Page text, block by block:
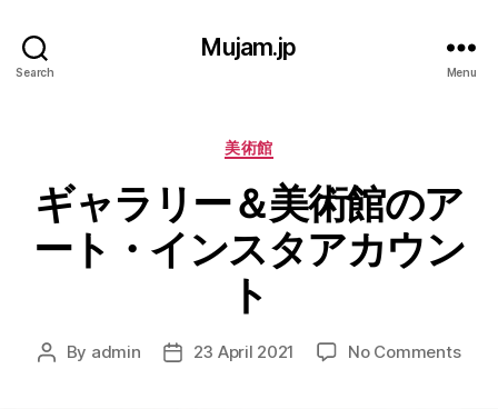
Search
Mujam.jp
Menu
Categories
美術館
ギャラリー＆美術館のア
ート・インスタアカウン
ト
Post
By admin
Post23 April 2021 No Commentson